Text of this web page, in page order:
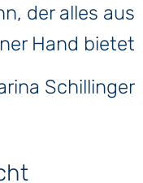
der alles aus
Hand bietet
Schillinger